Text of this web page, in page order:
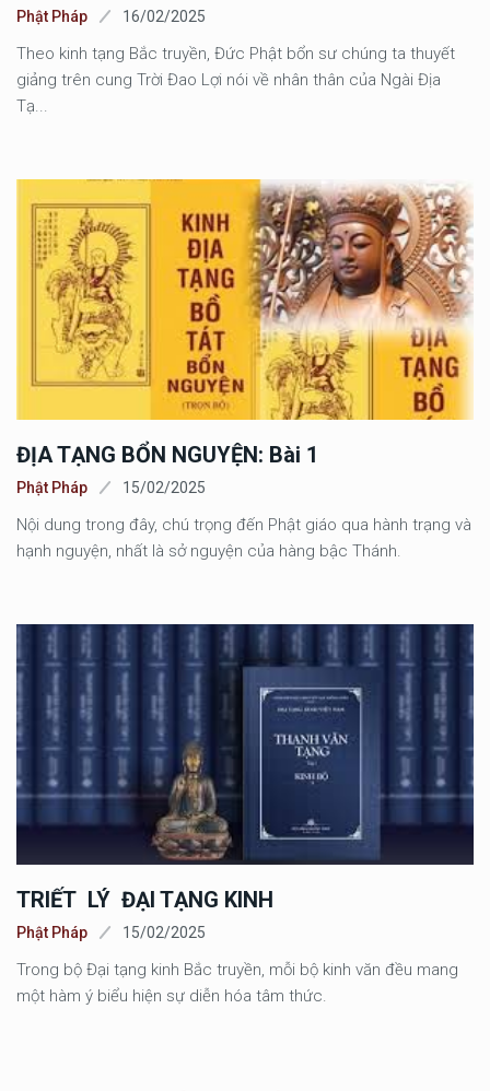
Phật Pháp 16/02/2025
Theo kinh tạng Bắc truyền, Đức Phật bổn sư chúng ta thuyết
giảng trên cung Trời Đao Lợi nói về nhân thân của Ngài Địa
Tạ...
ĐỊA TẠNG BỔN NGUYỆN: Bài 1
Phật Pháp 15/02/2025
Nội dung trong đây, chú trọng đến Phật giáo qua hành trạng và
hạnh nguyện, nhất là sở nguyện của hàng bậc Thánh.
TRIẾT LÝ ĐẠI TẠNG KINH
Phật Pháp 15/02/2025
Trong bộ Đại tạng kinh Bắc truyền, mỗi bộ kinh văn đều mang
một hàm ý biểu hiện sự diễn hóa tâm thức.